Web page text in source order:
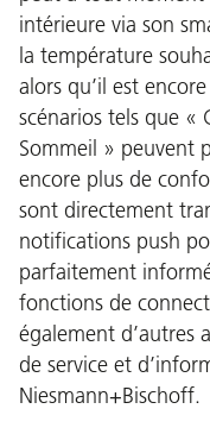
intérieure via son
la température
alors qu’il est
scénarios tels que «
Sommeil » peuvent
encore plus de
sont directement
notifications push
parfaitement
fonctions de
également d’autres
de service et
Niesmann+Bischoff.